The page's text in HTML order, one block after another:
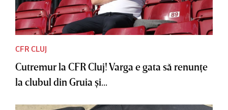
CFR CLUJ
Cutremur la CFR Cluj! Varga e gata să renunţe
la clubul din Gruia şi...